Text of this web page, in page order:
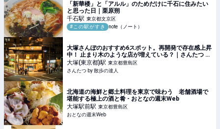
「新華楼」と「アルル」のためだけに千石に住みたい
と思った日｜栗原朔
千石駅 東京都文京区
#この駅がすき
note（ノート）
大塚さんぽのおすすめ6スポット。再開発で存在感上昇
中！ 止まり木のような店が増えている？｜さんたつ by
散歩の達人
大塚(東京都)駅 東京都豊島区
さんたつ by 散歩の達人
北海道の海鮮と郷土料理を東京で味わう 老舗酒場で
堪能する極上の酒と肴 - おとなの週末Web
大塚駅前駅 東京都豊島区
おとなの週末Web